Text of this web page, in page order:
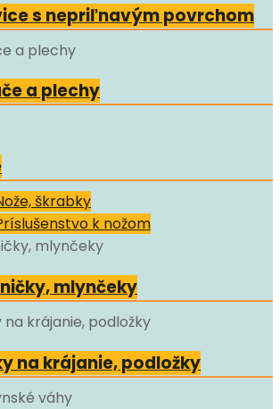
s nepriľnavým povrchom
a plechy
a plechy
škrabky
k nožom
mlynčeky
mlynčeky
na krájanie, podložky
na krájanie, podložky
váhy